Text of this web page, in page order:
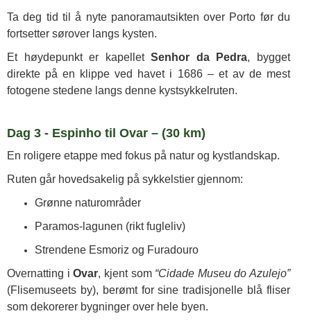
Ta deg tid til å nyte panoramautsikten over Porto før du
fortsetter sørover langs kysten.
Et høydepunkt er kapelletSenhor da Pedra, bygget
direkte på en klippe ved havet i 1686 – et av de mest
fotogene stedene langs denne kystsykkelruten.
Dag 3 - Espinho til Ovar – (30 km)
En roligere etappe med fokus på natur og kystlandskap.
Ruten går hovedsakelig på sykkelstier gjennom:
Grønne naturområder
Paramos-lagunen (rikt fugleliv)
Strendene Esmoriz og Furadouro
Overnatting iOvar, kjent som “Cidade Museu do Azulejo”
(Flisemuseets by), berømt for sine tradisjonelle blå fliser
som dekorerer bygninger over hele byen.